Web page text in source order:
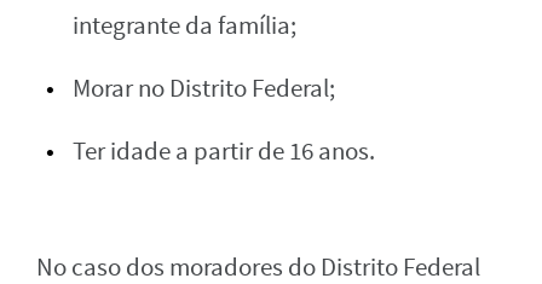
integrante da família;
Morar no Distrito Federal;
Ter idade a partir de 16 anos.
No caso dos moradores do Distrito Federal